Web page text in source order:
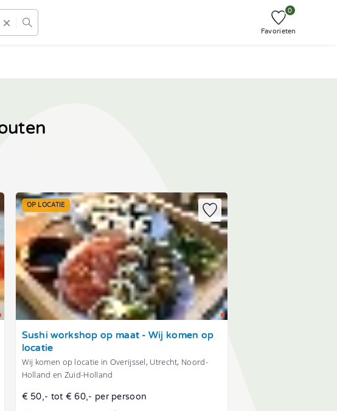
0
Favorieten
Tonen
OP LOCATIE
Sushi workshop op maat - Wij komen op
locatie
Wij komen op locatie in Overijssel, Utrecht, Noord-
Holland en Zuid-Holland
€ 50,- tot € 60,- per persoon